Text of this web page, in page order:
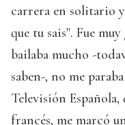
carrera en solitario
que tu sais". Fue
bailaba mucho -
saben-, no me
Televisión
francés, me marcó